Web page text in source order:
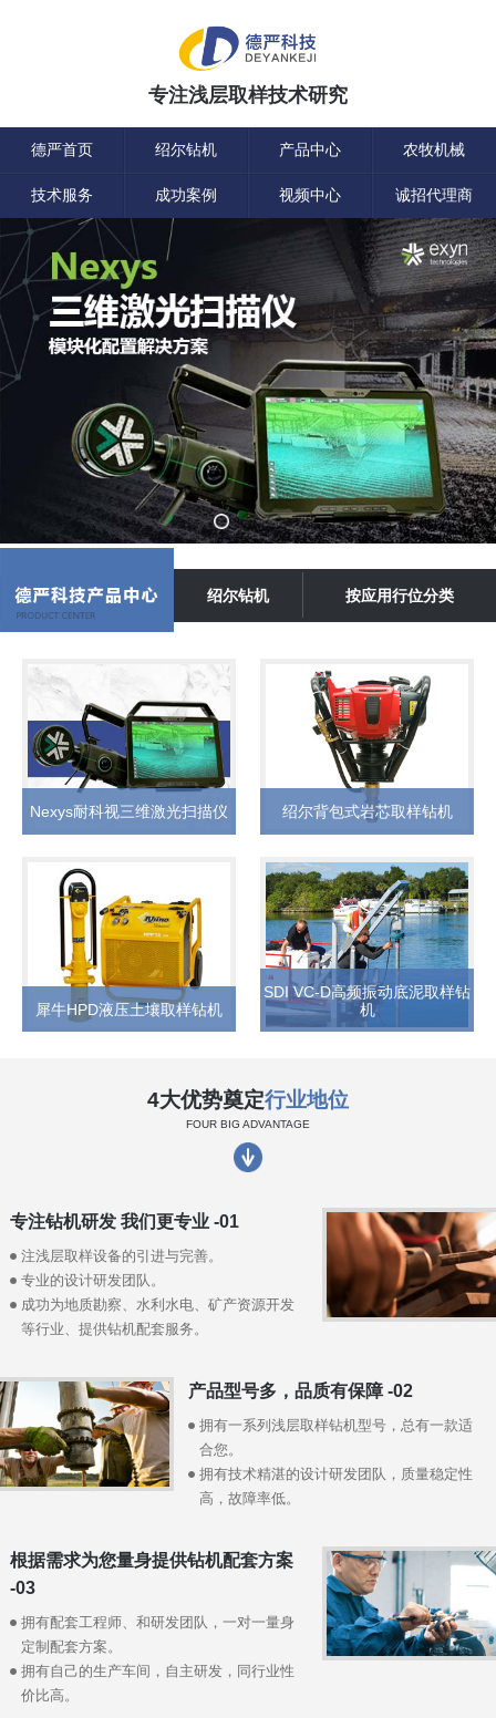
专注浅层取样技术研究
德严首页 绍尔钻机 产品中心 农牧机械
技术服务 成功案例 视频中心 诚招代理商
绍尔钻机 按应用行位分类
Nexys耐科视三维激光扫描仪 绍尔背包式岩芯取样钻机
犀牛HPD液压土壤取样钻机
SDI VC-D高频振动底泥取样钻
机
4大优势奠定行业地位
FOUR BIG ADVANTAGE
专注钻机研发 我们更专业 -01
注浅层取样设备的引进与完善。
专业的设计研发团队。
成功为地质勘察、水利水电、矿产资源开发
等行业、提供钻机配套服务。
产品型号多，品质有保障 -02
拥有一系列浅层取样钻机型号，总有一款适
合您。
拥有技术精湛的设计研发团队，质量稳定性
高，故障率低。
根据需求为您量身提供钻机配套方案
-03
拥有配套工程师、和研发团队，一对一量身
定制配套方案。
拥有自己的生产车间，自主研发，同行业性
价比高。